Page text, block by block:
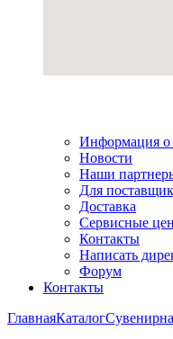
Информация о
Новости
Наши
Для
Доставка
Сервисные
Контакты
Написать
Форум
Контакты
ГлавнаяКаталог